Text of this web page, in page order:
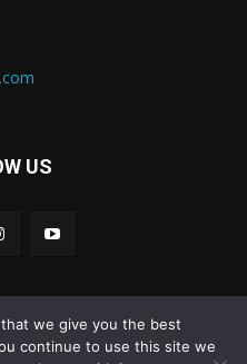
US
we give you the best
continue to use this site we